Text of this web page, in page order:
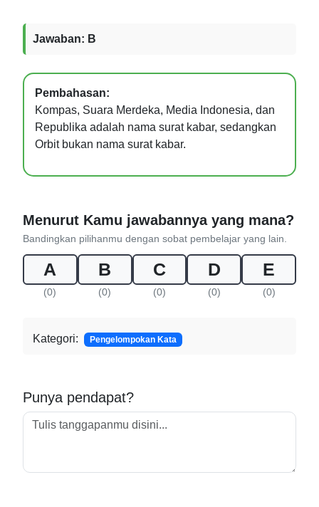
Jawaban: B
Pembahasan:
Kompas, Suara Merdeka, Media Indonesia, dan
Republika adalah nama surat kabar, sedangkan
Orbit bukan nama surat kabar.
Menurut Kamu jawabannya yang mana?
Bandingkan pilihanmu dengan sobat pembelajar yang lain.
A
(0)
B
(0)
C
(0)
D
(0)
E
(0)
Kategori: Pengelompokan Kata
Punya pendapat?